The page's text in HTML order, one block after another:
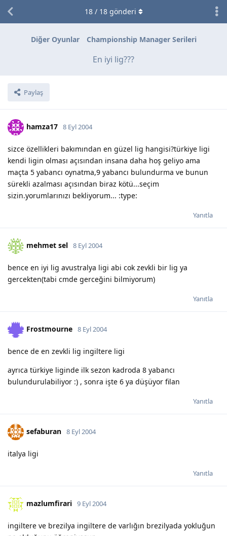
Diğer Oyunlar Championship Manager Serileri
En iyi lig???
Paylaş
18/ 18gönderi
hamza17 8 Eyl 2004
sizce özellikleri bakımından en güzel lig hangisi?türkiye ligi
kendi ligin olması açısından insana daha hoş geliyo ama
maçta 5 yabancı oynatma,9 yabancı bulundurma ve bunun
sürekli azalması açısından biraz kötü...seçim
sizin.yorumlarınızı bekliyorum... :type:
Yanıtla
mehmet sel 8 Eyl 2004
bence en iyi lig avustralya ligi abi cok zevkli bir lig ya
gercekten(tabi cmde gerceğini bilmiyorum)
Yanıtla
Frostmourne 8 Eyl 2004
bence de en zevkli lig ingiltere ligi
ayrıca türkiye liginde ilk sezon kadroda 8 yabancı
bulundurulabiliyor :) , sonra işte 6 ya düşüyor filan
Yanıtla
sefaburan 8 Eyl 2004
italya ligi
Yanıtla
mazlumfirari 9 Eyl 2004
ingiltere ve brezilya ingiltere de varlığın brezilyada yokluğun